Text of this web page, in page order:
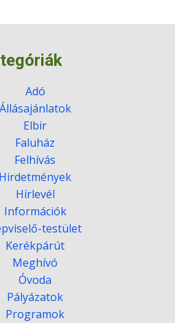
Adó
Állásajánlatok
Elbir
Faluház
Felhívás
Hirdetmények
Hírlevél
Információk
testület
Kerékpárút
Meghívó
Óvoda
Pályázatok
Programok